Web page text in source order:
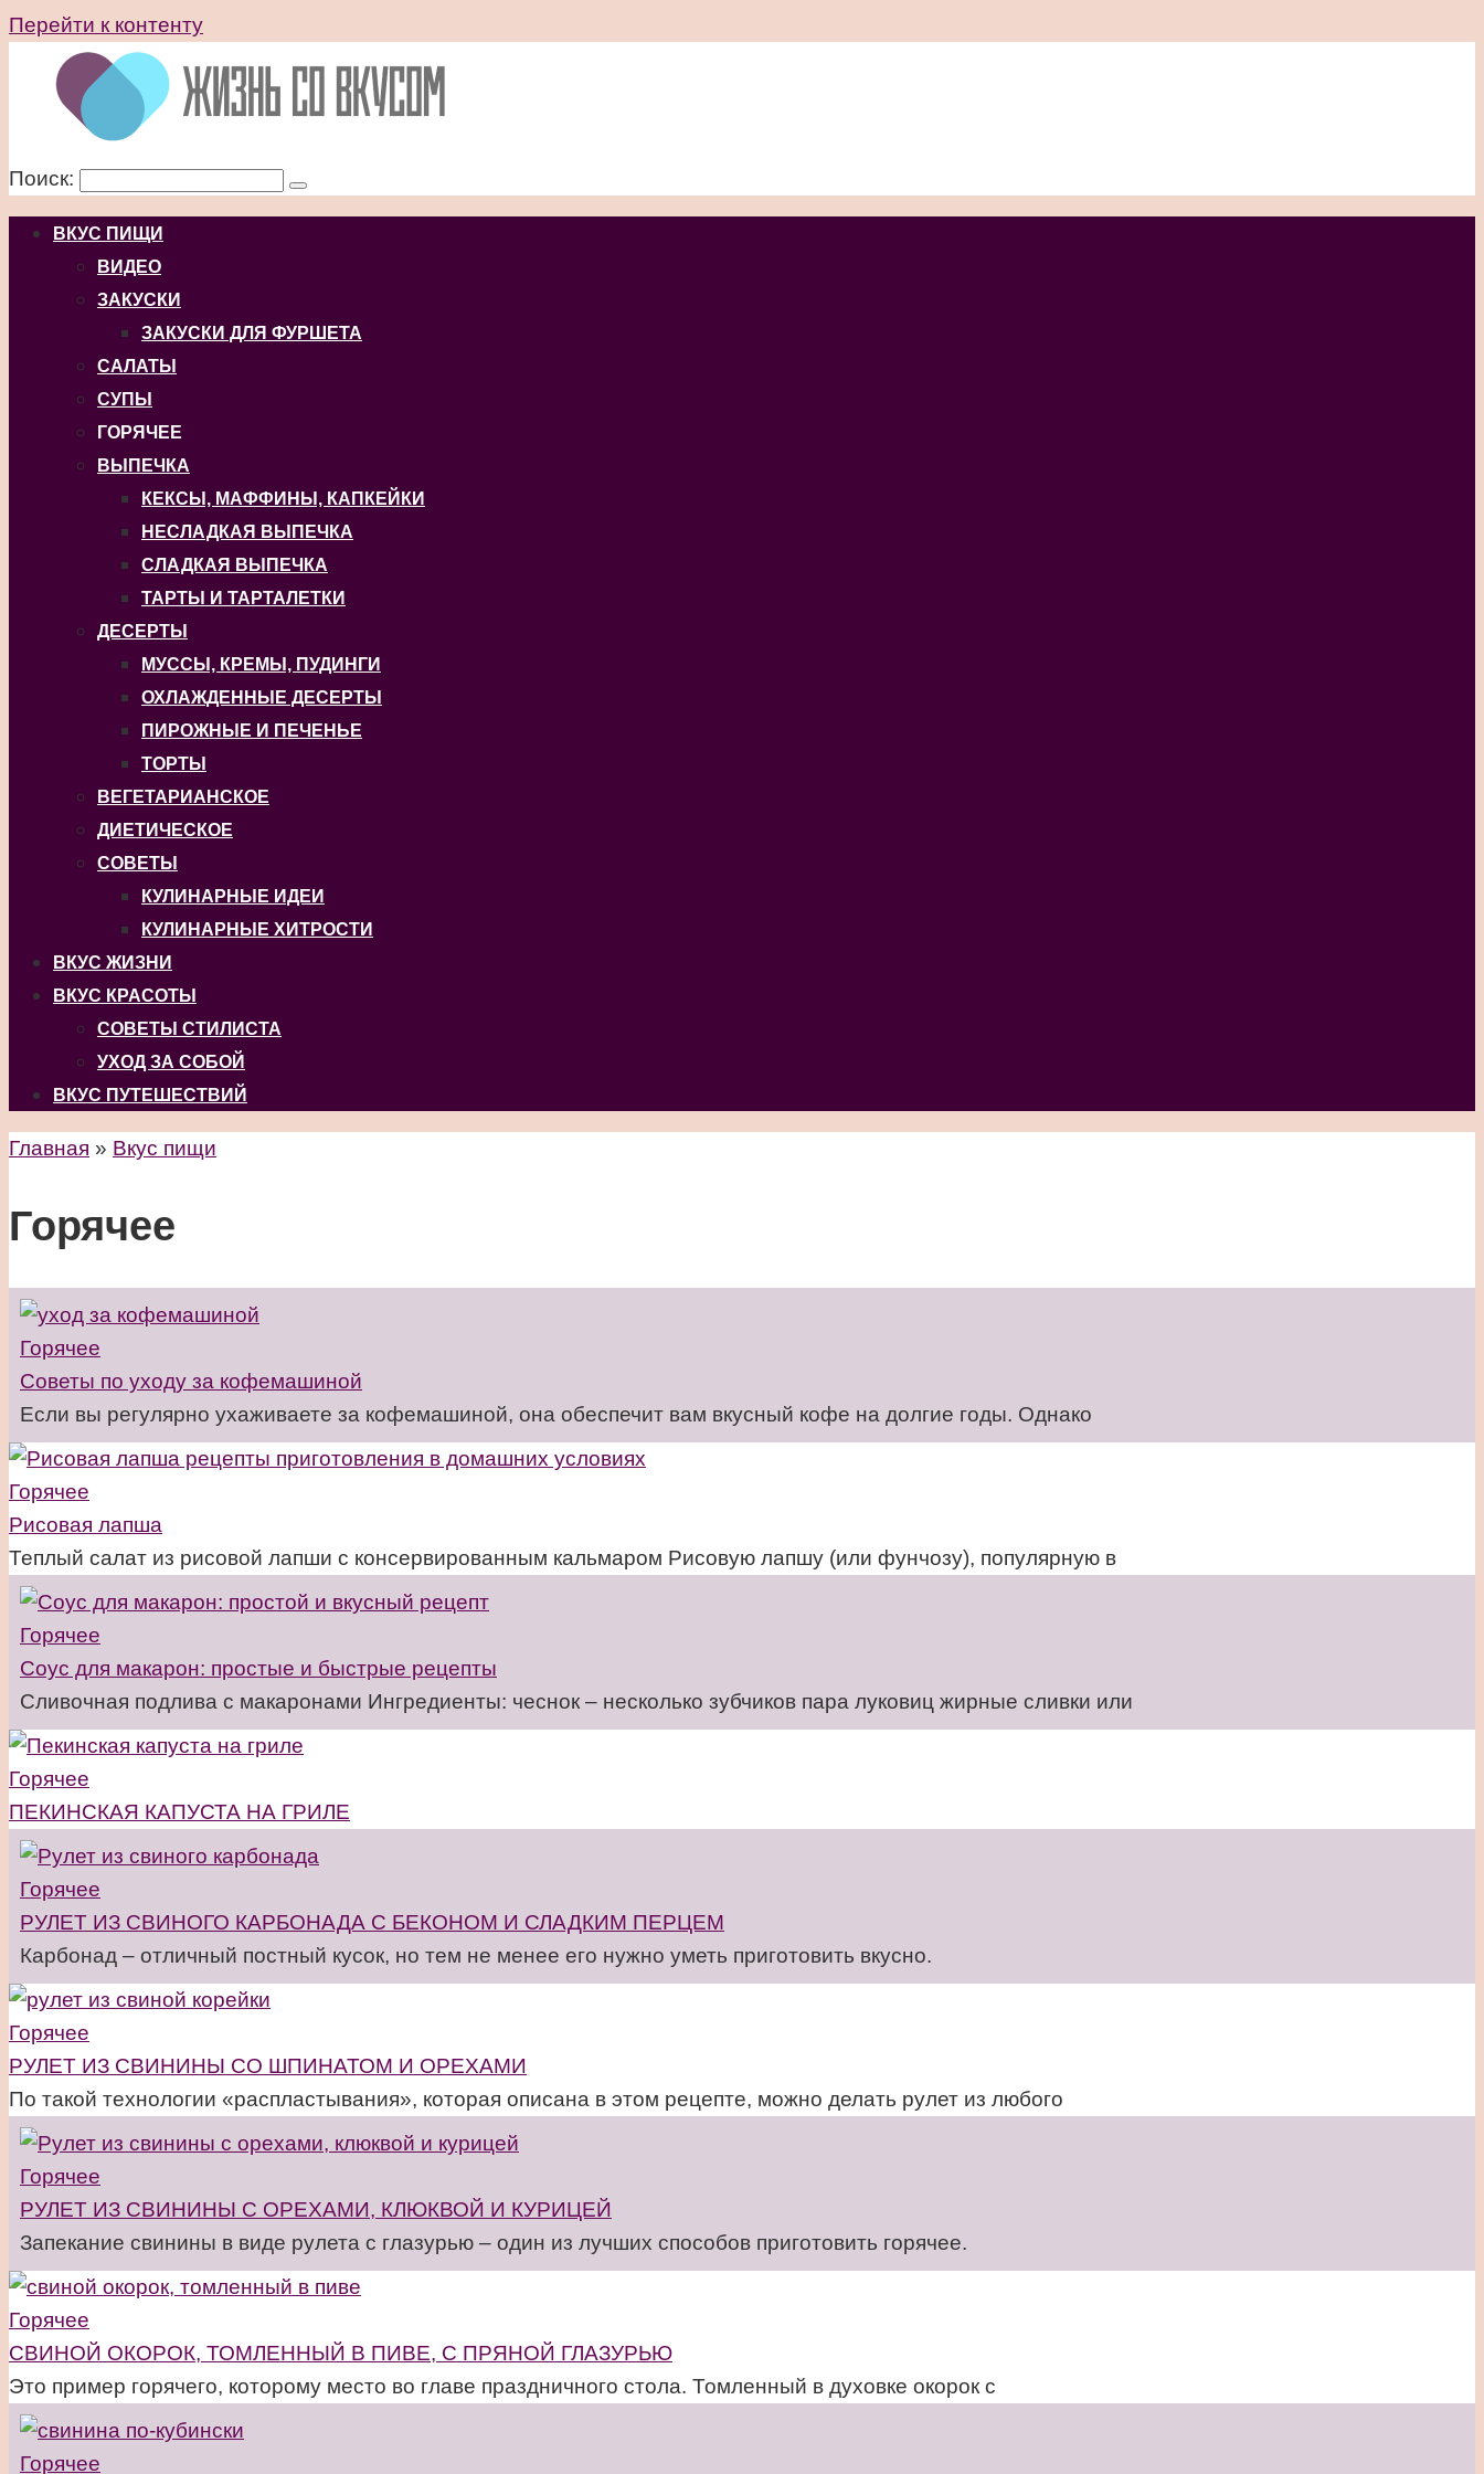
Перейти к контенту
Поиск:
ВКУС ПИЩИ
ВИДЕО
ЗАКУСКИ
ЗАКУСКИ ДЛЯ ФУРШЕТА
САЛАТЫ
СУПЫ
ГОРЯЧЕЕ
ВЫПЕЧКА
КЕКСЫ, МАФФИНЫ, КАПКЕЙКИ
НЕСЛАДКАЯ ВЫПЕЧКА
СЛАДКАЯ ВЫПЕЧКА
ТАРТЫ И ТАРТАЛЕТКИ
ДЕСЕРТЫ
МУССЫ, КРЕМЫ, ПУДИНГИ
ОХЛАЖДЕННЫЕ ДЕСЕРТЫ
ПИРОЖНЫЕ И ПЕЧЕНЬЕ
ТОРТЫ
ВЕГЕТАРИАНСКОЕ
ДИЕТИЧЕСКОЕ
СОВЕТЫ
КУЛИНАРНЫЕ ИДЕИ
КУЛИНАРНЫЕ ХИТРОСТИ
ВКУС ЖИЗНИ
ВКУС КРАСОТЫ
СОВЕТЫ СТИЛИСТА
УХОД ЗА СОБОЙ
ВКУС ПУТЕШЕСТВИЙ
Главная » Вкус пищи
Горячее
Горячее
Советы по уходу за кофемашиной
Если вы регулярно ухаживаете за кофемашиной, она обеспечит вам вкусный кофе на долгие годы. Однако
Горячее
Рисовая лапша
Теплый салат из рисовой лапши с консервированным кальмаром Рисовую лапшу (или фунчозу), популярную в
Горячее
Соус для макарон: простые и быстрые рецепты
Сливочная подлива с макаронами Ингредиенты: чеснок – несколько зубчиков пара луковиц жирные сливки или
Горячее
ПЕКИНСКАЯ КАПУСТА НА ГРИЛЕ
Горячее
РУЛЕТ ИЗ СВИНОГО КАРБОНАДА С БЕКОНОМ И СЛАДКИМ ПЕРЦЕМ
Карбонад – отличный постный кусок, но тем не менее его нужно уметь приготовить вкусно.
Горячее
РУЛЕТ ИЗ СВИНИНЫ СО ШПИНАТОМ И ОРЕХАМИ
По такой технологии «распластывания», которая описана в этом рецепте, можно делать рулет из любого
Горячее
РУЛЕТ ИЗ СВИНИНЫ С ОРЕХАМИ, КЛЮКВОЙ И КУРИЦЕЙ
Запекание свинины в виде рулета с глазурью – один из лучших способов приготовить горячее.
Горячее
СВИНОЙ ОКОРОК, ТОМЛЕННЫЙ В ПИВЕ, С ПРЯНОЙ ГЛАЗУРЬЮ
Это пример горячего, которому место во главе праздничного стола. Томленный в духовке окорок с
Горячее